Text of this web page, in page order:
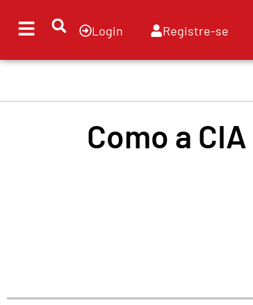
para
conteúdo
Login Registre-se
Como a